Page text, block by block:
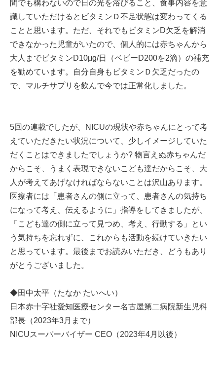
間でも構わないので日の光を浴びること、食事内容を意
識していただけるとビタミンＤ不足状態は変わってくる
ことと思います。ただ、それでもビタミンD欠乏を解消
できなかった児童がいたので、個人的には赤ちゃんから
大人までビタミンD10μg/日（ベビーD200を2滴）の補充
を勧めています。自分自身もビタミンＤ欠乏だったの
で、マルチサプリを飲んで今では正常化しました。
5回の連載でしたが、NICUの現状や赤ちゃんにとって考
えていただきたい状況について、少しイメージしていた
だくことはできましたでしょうか? 物言えぬ赤ちゃんだ
からこそ、うまく表現できないこども達だからこそ、大
人が考えてあげなければならないことは沢山あります。
医療者には「患者さんの側に立って、患者さんの気持ち
になって考え、伝えるように」指導をしてきましたが、
「こども達の側に立って見つめ、考え、行動する」とい
う気持ちを忘れずに、これからも活動を続けていきたい
と思っています。最後までお読みいただき、どうもあり
がとうございました。
◆田中太平（たなか たいへい）
日本赤十字社愛知医療センター名古屋第二病院新生児科
部長（2023年3月まで）
NICUスーパーバイザー CEO（2023年4月以後）